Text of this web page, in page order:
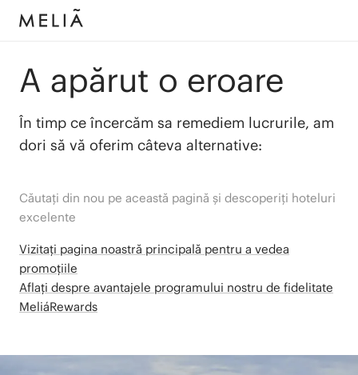
A apărut o eroare
În timp ce încercăm sa remediem lucrurile, am
dori să vă oferim câteva alternative:
Căutați din nou pe această pagină și descoperiți hoteluri
excelente
Vizitați pagina noastră principală pentru a vedea
promoțiile
Aflați despre avantajele programului nostru de fidelitate
MeliáRewards